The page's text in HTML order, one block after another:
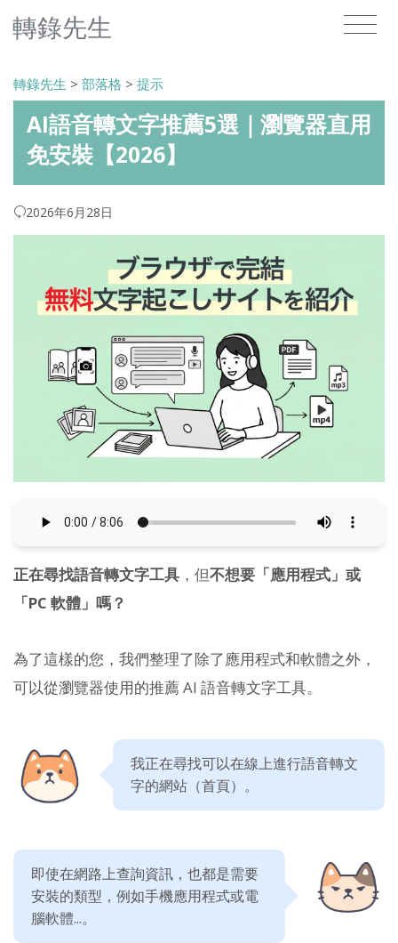
轉錄先生
轉錄先生 > 部落格 > 提示
AI語音轉文字推薦5選｜瀏覽器直用
免安裝【2026】
2026年6月28日
正在尋找語音轉文字工具 ，但不想要「應用程式」或
「PC 軟體」嗎？
為了這樣的您，我們整理了除了應用程式和軟體之外，
可以從瀏覽器使用的推薦 AI 語音轉文字工具。
我正在尋找可以在線上進行語音轉文
字的網站（首頁）。
即使在網路上查詢資訊，也都是需要
安裝的類型，例如手機應用程式或電
腦軟體...。